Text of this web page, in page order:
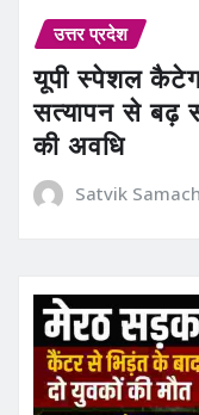
उत्तर प्रदेश
यूपी स्पेशल
सत्यापन से बढ़
की अवधि
Satvik